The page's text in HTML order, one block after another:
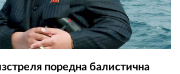
поредна балистична